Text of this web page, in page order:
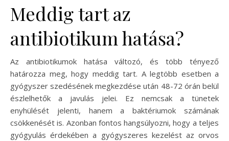
Meddig tart az
antibiotikum hatása?
Az antibiotikumok hatása változó, és több tényező
határozza meg, hogy meddig tart. A legtöbb esetben a
gyógyszer szedésének megkezdése után 48-72 órán belül
észlelhetők a javulás jelei. Ez nemcsak a tünetek
enyhülését jelenti, hanem a baktériumok számának
csökkenését is. Azonban fontos hangsúlyozni, hogy a teljes
gyógyulás érdekében a gyógyszeres kezelést az orvos